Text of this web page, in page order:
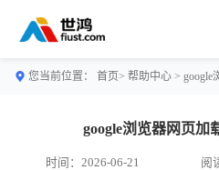
您当前位置： 首页> 帮助中心 > google
google浏览器网页加
时间：2026-06-21 阅